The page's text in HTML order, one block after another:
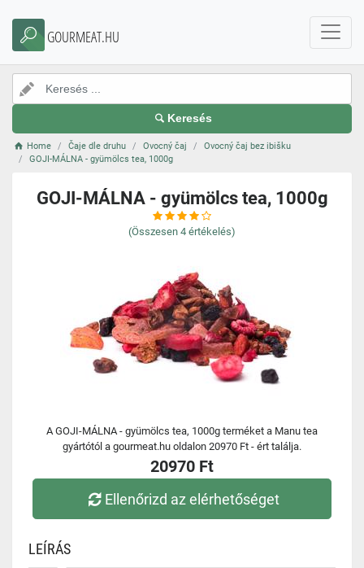
GOURMEAT.HU
Keresés
Home Čaje dle druhu Ovocný čaj
Ovocný čaj bez ibišku
GOJI-MÁLNA - gyümölcs tea, 1000g
GOJI-MÁLNA - gyümölcs tea, 1000g
(Összesen 4 értékelés)
A GOJI-MÁLNA - gyümölcs tea, 1000g terméket a Manu tea
gyártótól a gourmeat.hu oldalon 20970 Ft - ért találja.
20970 Ft
Ellenőrizd az elérhetőséget
LEÍRÁS